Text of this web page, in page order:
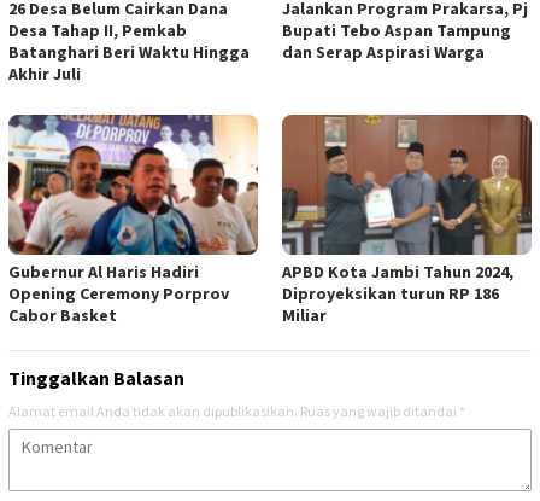
26 Desa Belum Cairkan Dana
Desa Tahap II, Pemkab
Batanghari Beri Waktu Hingga
Akhir Juli
Jalankan Program Prakarsa, Pj
Bupati Tebo Aspan Tampung
dan Serap Aspirasi Warga
Gubernur Al Haris Hadiri
Opening Ceremony Porprov
Cabor Basket
APBD Kota Jambi Tahun 2024,
Diproyeksikan turun RP 186
Miliar
Tinggalkan Balasan
Alamat email Anda tidak akan dipublikasikan. Ruas yang wajib ditandai *